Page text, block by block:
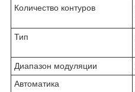
Количество контуров
Тип
Диапазон модуляции
Автоматика